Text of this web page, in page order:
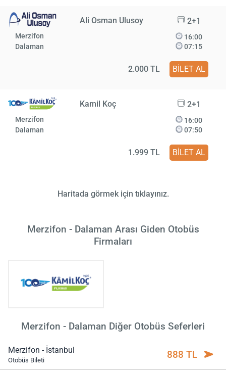
Ali Osman Ulusoy 2+1
Merzifon
Dalaman
16:00
07:15
2.000 TL BİLET AL
Kamil Koç 2+1
Merzifon
Dalaman
16:00
07:50
1.999 TL BİLET AL
Haritada görmek için tıklayınız.
Merzifon - Dalaman Arası Giden Otobüs
Firmaları
Merzifon - Dalaman Diğer Otobüs Seferleri
Merzifon - İstanbul
Otobüs Bileti 888 TL